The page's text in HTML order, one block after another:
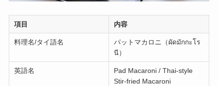
項目 内容
料理名/タイ語名
パットマカロニ（ผัดมักกะโร
นี）
英語名
Pad Macaroni / Thai-style
Stir-fried Macaroni